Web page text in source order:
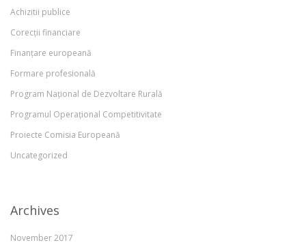
Achizitii publice
Corecții financiare
Finanțare europeană
Formare profesională
Program Național de Dezvoltare Rurală
Programul Operațional Competitivitate
Proiecte Comisia Europeană
Uncategorized
Archives
November 2017